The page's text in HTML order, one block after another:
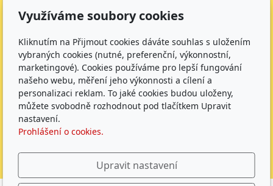
Škola: 27225621/0100
Jídelna: 1027831896/0100
Sledujte nás
zveřejňované údaje|
Využíváme soubory cookies
Kliknutím na Přijmout cookies dáváte souhlas s uložením
vybraných cookies (nutné, preferenční, výkonnostní,
marketingové). Cookies používáme pro lepší fungování
našeho webu, měření jeho výkonnosti a cílení a
personalizaci reklam. To jaké cookies budou uloženy,
můžete svobodně rozhodnout pod tlačítkem Upravit
nastavení.
Prohlášení o cookies.
Upravit nastavení